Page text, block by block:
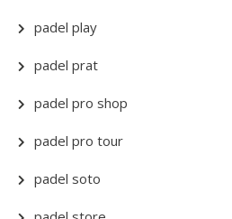
padel play
padel prat
padel pro shop
padel pro tour
padel soto